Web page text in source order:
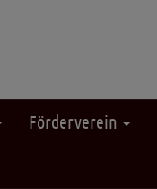
Förderverein